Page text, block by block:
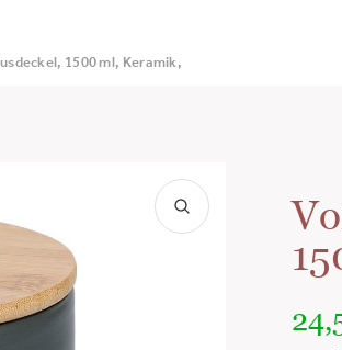
1500 ml, Keramik,